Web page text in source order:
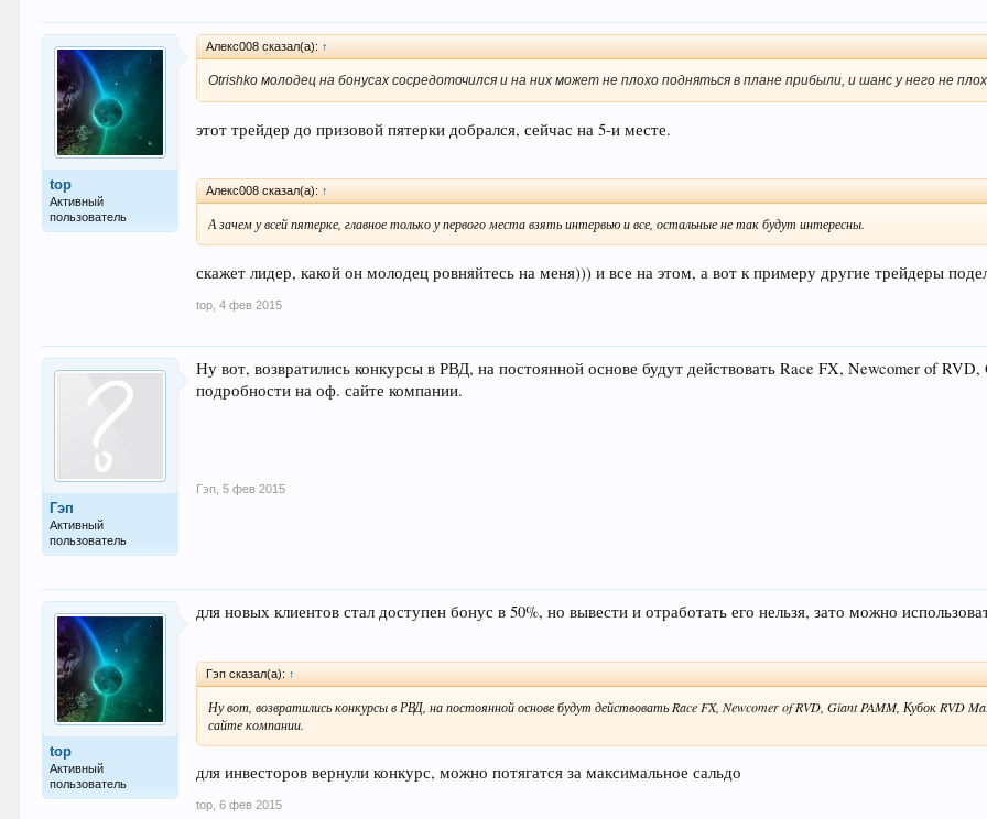
top
Активный
пользователь
Алекс008 сказал(а): ↑
Otrishko молодец на бонусах сосредоточился и на них может не плохо подняться в плане прибыли, и шанс у него не
этот трейдер до призовой пятерки добрался, сейчас на 5-и месте.
Алекс008 сказал(а): ↑
А зачем у всей пятерке, главное только у первого места взять интервью и все, остальные не так будут интересны.
скажет лидер, какой он молодец ровняйтесь на меня))) и все на этом, а вот к примеру другие трейдеры
top 4 фев 2015
Гэп
Активный
пользователь
Ну вот, возвратились конкурсы в РВД, на постоянной основе будут действовать Race FX, Newcomer of
подробности на оф. сайте компании.
Гэп 5 фев 2015
top
Активный
пользователь
для новых клиентов стал доступен бонус в 50%, но вывести и отработать его нельзя, зато можно
Гэп сказал(а): ↑
Ну вот, возвратились конкурсы в РВД, на постоянной основе будут действовать Race FX, Newcomer of RVD, Giant PAMM, Кубок RVD
сайте компании.
для инвесторов вернули конкурс, можно потягатся за максимальное сальдо
top 6 фев 2015